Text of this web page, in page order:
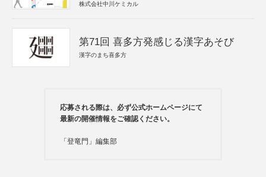
株式会社中川ケミカル
第71回 喜多方発感じる漢字あそび
漢字のまち喜多方
応募される際は、必ず公式ホームページにて
最新の開催情報をご確認ください。
「登竜門」編集部